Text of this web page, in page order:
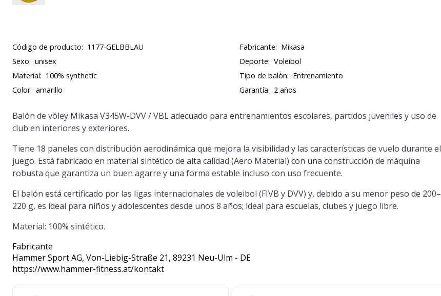
Código de producto: 1177-GELBBLAU Fabricante: Mikasa
Sexo: unisex Deporte: Voleibol
Material: 100% synthetic Tipo de balón: Entrenamiento
Color: amarillo Garantía: 2 años
Balón de vóley Mikasa V345W-DVV / VBL adecuado para entrenamientos escolares, partidos juveniles y uso de
club en interiores y exteriores.
Tiene 18 paneles con distribución aerodinámica que mejora la visibilidad y las características de vuelo durante el
juego. Está fabricado en material sintético de alta calidad (Aero Material) con una construcción de máquina
robusta que garantiza un buen agarre y una forma estable incluso con uso frecuente.
El balón está certificado por las ligas internacionales de voleibol (FIVB y DVV) y, debido a su menor peso de 200–
220 g, es ideal para niños y adolescentes desde unos 8 años; ideal para escuelas, clubes y juego libre.
Material: 100% sintético.
Fabricante
Hammer Sport AG, Von-Liebig-Straße 21, 89231 Neu-Ulm - DE
https://www.hammer-fitness.at/kontakt